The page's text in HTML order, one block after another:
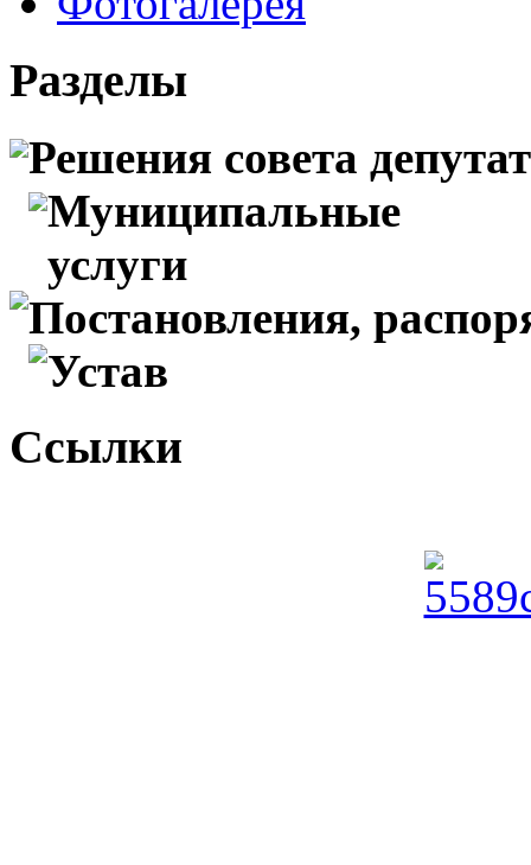
Разделы
Решения совета
Муниципальные
услуги
Постановления,
Устав
Ссылки